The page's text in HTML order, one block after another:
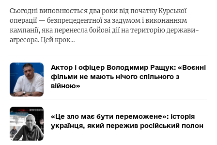
Сьогодні виповнюється два роки від початку Курської
операції — безпрецедентної за задумом і виконанням
кампанії, яка перенесла бойові дії на територію держави-
агресора. Цей крок…
Актор і офіцер Володимир Ращук: «Воєнні
фільми не мають нічого спільного з
війною»
«Це зло має бути переможене»: історія
українця, який пережив російський полон